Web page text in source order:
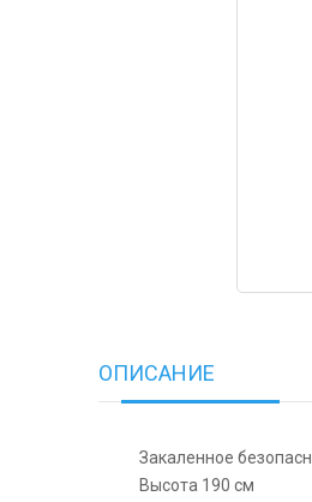
ОПИСАНИЕ
Закаленное
Высота 190 см